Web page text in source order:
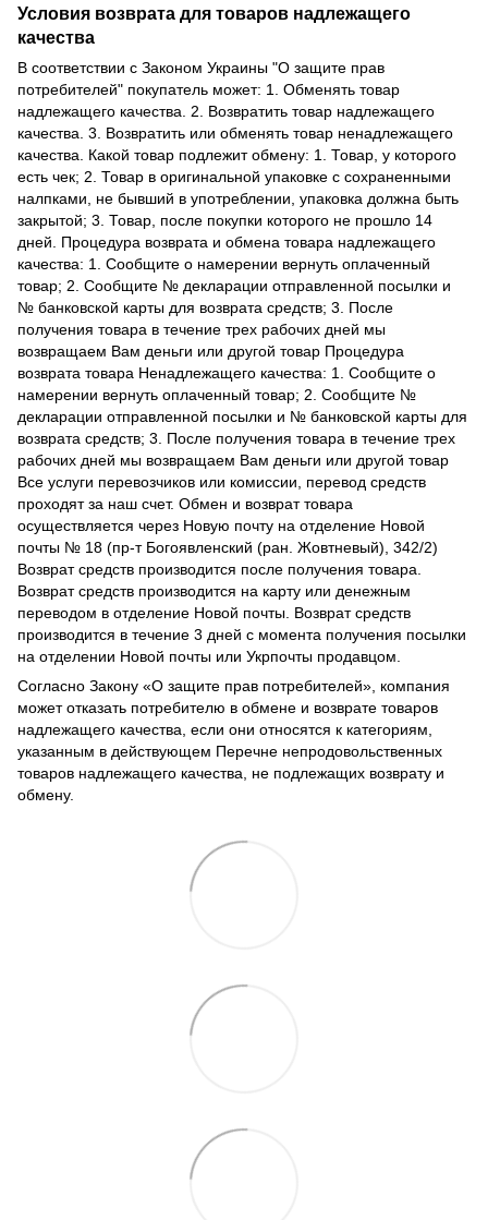
Условия возврата для товаров надлежащего
качества
В соответствии с Законом Украины "О защите прав
потребителей" покупатель может: 1. Обменять товар
надлежащего качества. 2. Возвратить товар надлежащего
качества. 3. Возвратить или обменять товар ненадлежащего
качества. Какой товар подлежит обмену: 1. Товар, у которого
есть чек; 2. Товар в оригинальной упаковке с сохраненными
налпками, не бывший в употреблении, упаковка должна быть
закрытой; 3. Товар, после покупки которого не прошло 14
дней. Процедура возврата и обмена товара надлежащего
качества: 1. Сообщите о намерении вернуть оплаченный
товар; 2. Сообщите № декларации отправленной посылки и
№ банковской карты для возврата средств; 3. После
получения товара в течение трех рабочих дней мы
возвращаем Вам деньги или другой товар Процедура
возврата товара Ненадлежащего качества: 1. Сообщите о
намерении вернуть оплаченный товар; 2. Сообщите №
декларации отправленной посылки и № банковской карты для
возврата средств; 3. После получения товара в течение трех
рабочих дней мы возвращаем Вам деньги или другой товар
Все услуги перевозчиков или комиссии, перевод средств
проходят за наш счет. Обмен и возврат товара
осуществляется через Новую почту на отделение Новой
почты № 18 (пр-т Богоявленский (ран. Жовтневый), 342/2)
Возврат средств производится после получения товара.
Возврат средств производится на карту или денежным
переводом в отделение Новой почты. Возврат средств
производится в течение 3 дней с момента получения посылки
на отделении Новой почты или Укрпочты продавцом.
Согласно Закону «О защите прав потребителей», компания
может отказать потребителю в обмене и возврате товаров
надлежащего качества, если они относятся к категориям,
указанным в действующем Перечне непродовольственных
товаров надлежащего качества, не подлежащих возврату и
обмену.